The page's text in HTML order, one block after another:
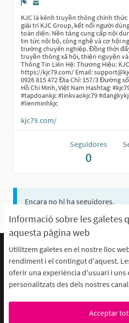
Informació sobre les galetes
aquesta pàgina web
Utilitzem galetes en el nostre lloc
rendiment i el contingut d'aquest.
oferir una experiència d'usuari i uns
personalitzats des dels nostres
Acceptar
Denúncia
KJC là kênh truyền thông chính
giải trí KJC Group, kết nối người
toàn diện. Nền tảng cung cấp nội
tin tức nội bộ, công nghệ và cơ hội
trường chuyên nghiệp. Đồng thời
truyền thông xã hội, thiện nguyện
Thông Tin Liên Hệ: Thương Hiệu:
https://kjc79.com/ Email:
0926 815 472 Địa Chỉ: 157/3 Đường
Hồ Chí Minh, Việt Nam Hashtag:
#tapdoankjc #linkvaokjc79
#lienminhkjc
kjc79.com/
Seguidores
0
Encara no hi ha seguidores.
Termes d'ús i
Descarrega els fitxers de
Configuració de les